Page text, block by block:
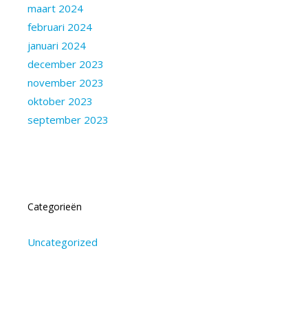
maart 2024
februari 2024
januari 2024
december 2023
november 2023
oktober 2023
september 2023
Categorieën
Uncategorized